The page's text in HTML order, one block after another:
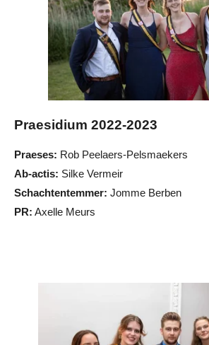
Praesidium 2022-2023
Praeses: Rob Peelaers-Pelsmaekers
Ab-actis: Silke Vermeir
Schachtentemmer: Jomme Berben
PR: Axelle Meurs